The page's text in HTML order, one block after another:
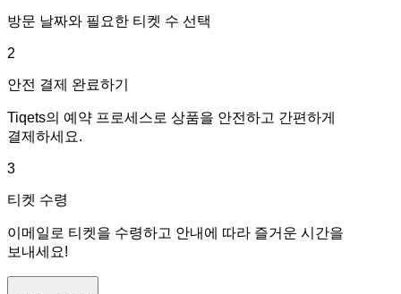
방문 날짜와 필요한 티켓 수 선택
2
안전 결제 완료하기
Tiqets의 예약 프로세스로 상품을 안전하고 간편하게
결제하세요.
3
티켓 수령
이메일로 티켓을 수령하고 안내에 따라 즐거운 시간을
보내세요!